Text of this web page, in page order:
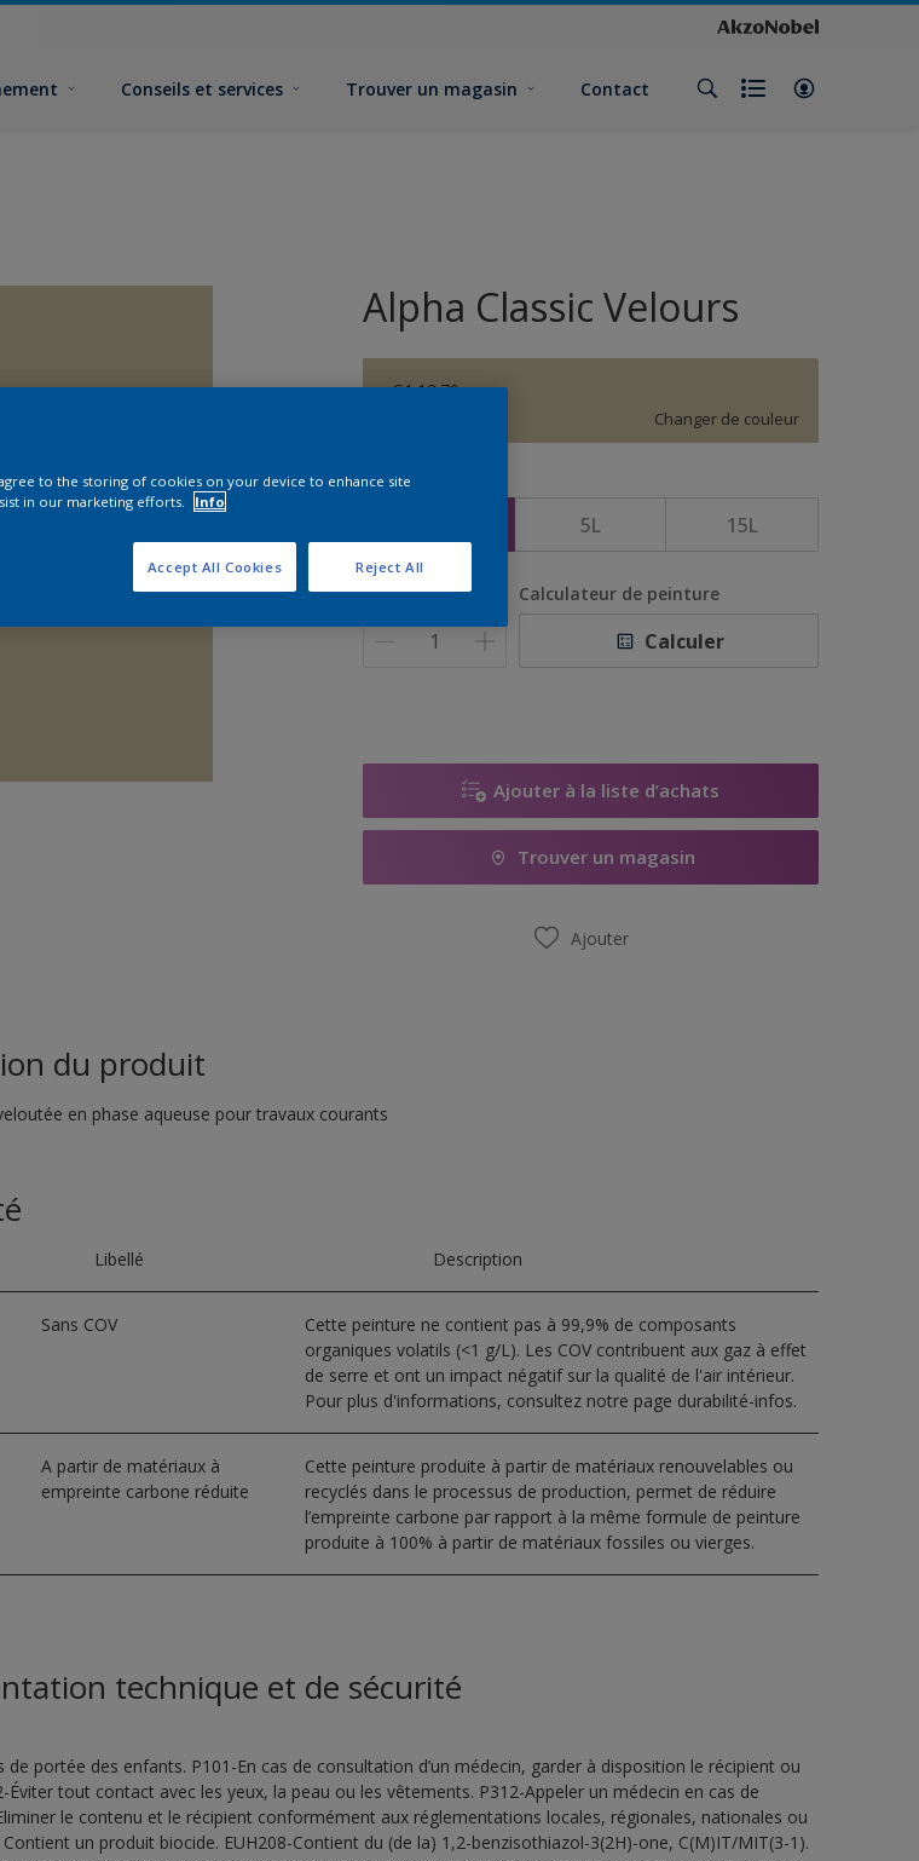
Conseils et services Trouver un magasin Contact
Alpha Classic Velours
G1.12.70
Changer de couleur
Format
5L 15L
Quantité Calculateur de peinture
Calculer
Ajouter à la liste d’achats
Trouver un magasin
Ajouter
du produit
en phase aqueuse pour travaux courants
Libellé Description
Sans COV
Cette peinture ne contient pas à 99,9% de composants
organiques volatils (<1 g/L). Les COV contribuent aux gaz à effet
de serre et ont un impact négatif sur la qualité de l'air intérieur.
Pour plus d'informations, consultez notre page durabilité-infos.
A partir de matériaux à
empreinte carbone réduite
Cette peinture produite à partir de matériaux renouvelables ou
recyclés dans le processus de production, permet de réduire
l’empreinte carbone par rapport à la même formule de peinture
produite à 100% à partir de matériaux fossiles ou vierges.
technique et de sécurité
de portée des enfants. P101-En cas de consultation d’un médecin, garder à disposition le récipient ou
Éviter tout contact avec les yeux, la peau ou les vêtements. P312-Appeler un médecin en cas de
le contenu et le récipient conformément aux réglementations locales, régionales, nationales ou
un produit biocide. EUH208-Contient du (de la) 1,2-benzisothiazol-3(2H)-one, C(M)IT/MIT(3-1).
to the storing of cookies on your device to enhance site
in our marketing efforts.
Info
Reject All
Accept All Cookies